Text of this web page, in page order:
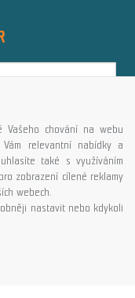
2026,
Vašeho chování na webu
relevantní nabídky a
také s využíváním
zobrazení cílené reklamy
webech.
nastavit nebo kdykoli